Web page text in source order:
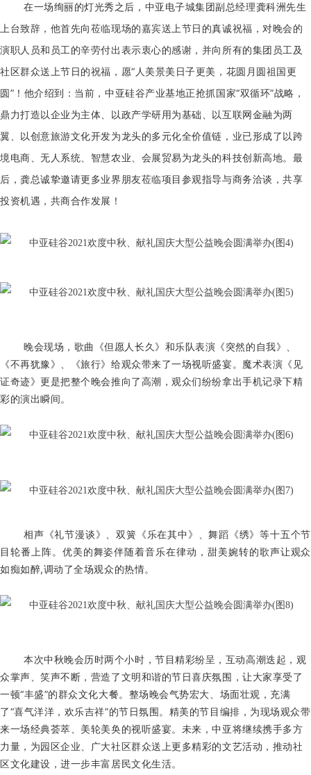
在一场绚丽的灯光秀之后，中亚电子城集团副总经理龚科洲先生
上台致辞，他首先向莅临现场的嘉宾送上节日的真诚祝福，对晚会的
演职人员和员工的辛劳付出表示衷心的感谢， 并向所有的集团员工及
社区群众送上节日的祝福，愿“人美景美日子更美，花圆月圆祖国更
圆”！ 他介绍到： 当前，中亚硅谷产业基地正抢抓国家“双循环”战略，
鼎力打造以企业为主体、以政产学研用为基础、以互联网金融为两
翼、以创意旅游文化开发为龙头的多元化全价值链，业已形成了以跨
境电商、无人系统、智慧农业、会展贸易为龙头的科技创新高地。最
后，龚总诚挚邀请更多业界朋友莅临项目参观指导与商务洽谈，共享
投资机遇，共商合作发展！
晚会现场，歌曲《但愿人长久》和乐队表演《突然的自我》、
《不再犹豫》、《旅行》给观众带来了一场视听盛宴。魔术表演《见
证奇迹》更是把整个晚会推向了高潮，观众们纷纷拿出手机记录下精
彩的演出瞬间。
相声《礼节漫谈》、双簧《乐在其中》、舞蹈《绣》等十五个节
目轮番上阵。优美的舞姿伴随着音乐在律动，甜美婉转的歌声让观众
如痴如醉,调动了全场观众的热情。
本次中秋晚会历时两个小时，节目精彩纷呈，互动高潮迭起，观
众掌声、笑声不断，营造了文明和谐的节日喜庆氛围，让大家享受了
一顿“丰盛”的群众文化大餐。整场晚会气势宏大、场面壮观，充满
了“喜气洋洋，欢乐吉祥”的节日氛围。精美的节目编排，为现场观众带
来一场经典荟萃、美轮美奂的视听盛宴。未来，中亚将继续携手多方
力量，为园区企业、广大社区群众送上更多精彩的文艺活动，推动社
区文化建设，进一步丰富居民文化生活。